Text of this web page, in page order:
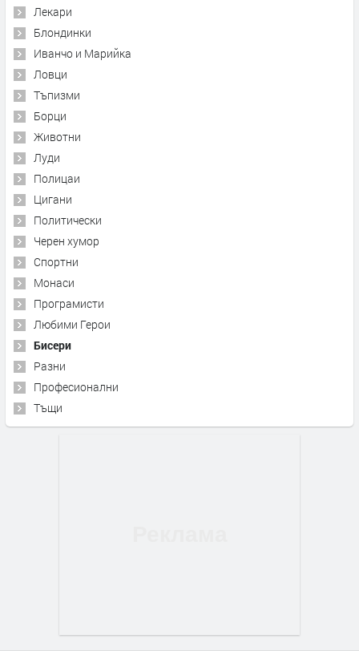
Лекари
Блондинки
Иванчо и Марийка
Ловци
Тъпизми
Борци
Животни
Луди
Полицаи
Цигани
Политически
Черен хумор
Спортни
Монаси
Програмисти
Любими Герои
Бисери
Разни
Професионални
Тъщи